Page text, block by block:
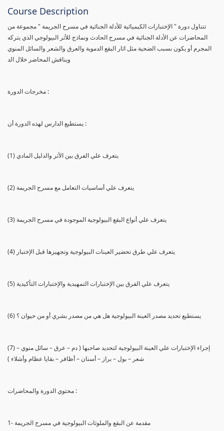
Course Description
تتناول دورة " الإختبارات الكيميائية للأدلة الجنائية في مسرح الجريمة " مجموعة من
المحاضرات عن الأدلة الجنائية في مسرح الحادث ونماذج للأثر البيولوجي الذي يتركه
المجرم أو يكون بسبب الضحية مثل اثار البقع الدموية والعرق والشعر والسائل المنوي
ويناقش المحاضر خلال الد
مخرجات الدورة :
يستطيع الدارس لهذه الدورة أن :
(1) يتعرف علي الفرق بين الأثر والدليل المادي
(2) يتعرف علي أساسيات التعامل مع مسرح الجريمة
(3) يتعرف علي أنواع البقع البيولوجية الموجودة في مسرح الجريمة
(4) يتعرف علي طرق تحضير العينات البيولوجية وتجهيزها قبل الإختبار
(5) يتعرف علي الفرق بين الإختبارات التمهيدية والإختبارات التأكيدية
(6) يستطيع تحديد مصدر العينة البيولوجية هل هي من مصدر بشري أو من حيوان ؟
(7) إجراء الإختبارات علي العينة البيولوجية لتحديد صاحبها ( دم – عرق – سائل منوي –
شعر – بول – براز – أسنان – أظافر – بقايا عظام وأشلاء )
محتوي الدورة والمحاضرات :
1- مقدمة عن البقع والملوثات البيولوجية في مسرح الجريمة